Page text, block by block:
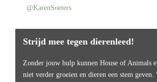
@KarenSoeters
Strijd mee tegen dierenleed!
Zonder jouw hulp kunnen House of Animals
niet verder groeien en dieren een stem geven.